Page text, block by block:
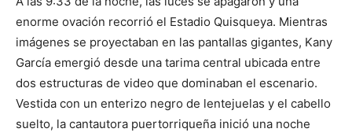
enorme ovación recorrió el Estadio Quisqueya. Mientras
imágenes se proyectaban en las pantallas gigantes, Kany
García emergió desde una tarima central ubicada entre
dos estructuras de video que dominaban el escenario.
Vestida con un enterizo negro de lentejuelas y el cabello
suelto, la cantautora puertorriqueña inició una noche